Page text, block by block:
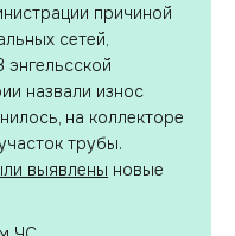
причиной
сетей,
назвали износ
на коллекторе
трубы.
выявлены новые